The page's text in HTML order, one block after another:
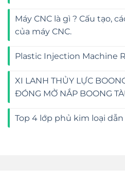
Máy CNC là gì ? Cấu tạo,
của máy CNC.
Plastic Injection Machine
XI LANH THỦY LỰC
ĐÓNG MỞ NẮP BOONG
Top 4 lớp phủ kim loại